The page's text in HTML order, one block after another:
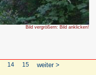
Bild vergrößern: Bild anklicken!
14 15 weiter >